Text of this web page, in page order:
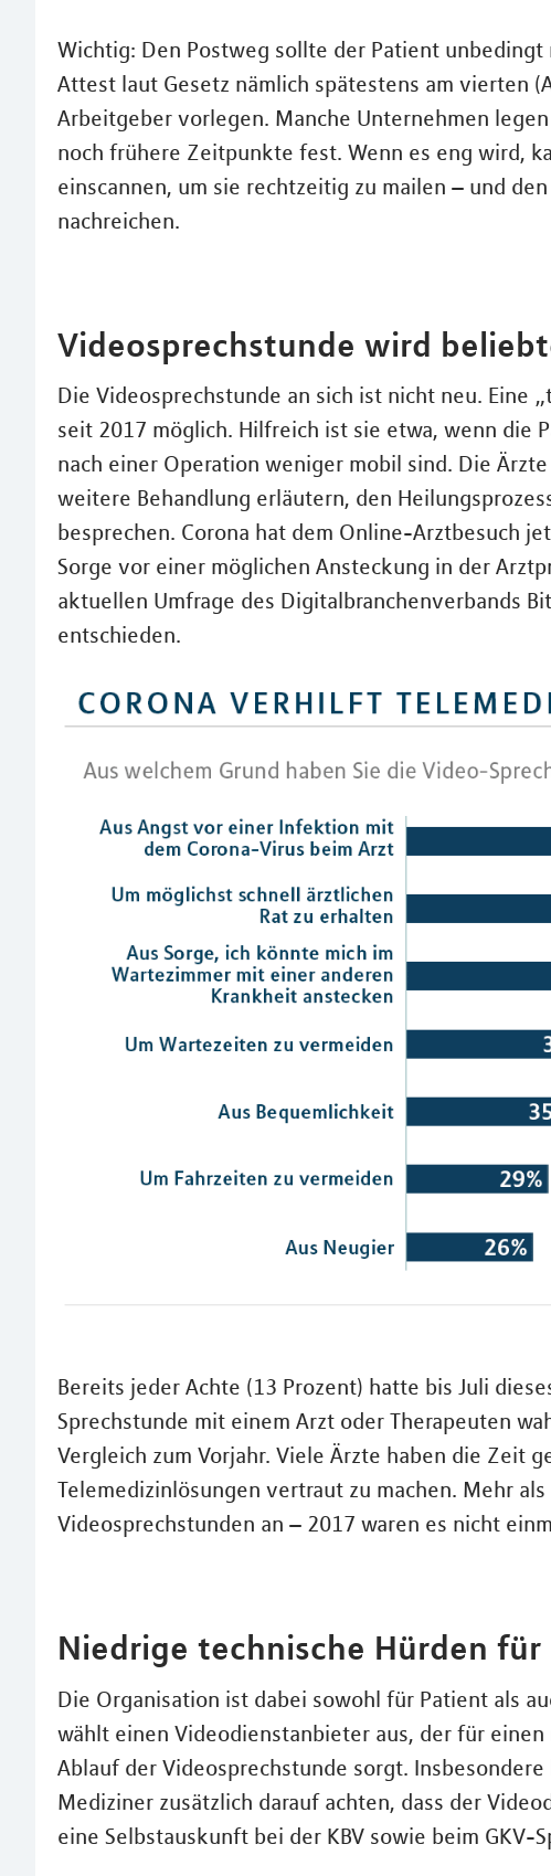
Wichtig: Den Postweg sollte der Patient
Attest laut Gesetz nämlich spätestens am vierten
Arbeitgeber vorlegen. Manche Unternehmen
noch frühere Zeitpunkte fest. Wenn es eng wird,
einscannen, um sie rechtzeitig zu mailen – und
nachreichen.
Videosprechstunde wird
Die Videosprechstunde an sich ist nicht neu. Eine
seit 2017 möglich. Hilfreich ist sie etwa, wenn die
nach einer Operation weniger mobil sind. Die
weitere Behandlung erläutern, den
besprechen. Corona hat dem Online-Arztbesuch
Sorge vor einer möglichen Ansteckung in der
aktuellen Umfrage des Digitalbranchenverbands
entschieden.
Bereits jeder Achte (13 Prozent) hatte bis Juli
Sprechstunde mit einem Arzt oder Therapeuten
Vergleich zum Vorjahr. Viele Ärzte haben die Zeit
Telemedizinlösungen vertraut zu machen. Mehr
Videosprechstunden an – 2017 waren es nicht
Niedrige technische Hürden für
Die Organisation ist dabei sowohl für Patient als
wählt einen Videodienstanbieter aus, der für
Ablauf der Videosprechstunde sorgt.
Mediziner zusätzlich darauf achten, dass der
eine Selbstauskunft bei der KBV sowie beim GKV-